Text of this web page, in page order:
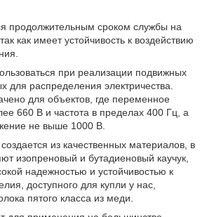
продолжительным сроком службы на
как имеет устойчивость к воздействию
при реализации подвижных
для распределения электричества.
для объектов, где переменное
660 В и частота в пределах 400 Гц, а
не выше 1000 В.
из качественных материалов, в
изопреновый и бутадиеновый каучук,
надежностью и устойчивостью к
доступного для купли у нас,
пятого класса из меди.